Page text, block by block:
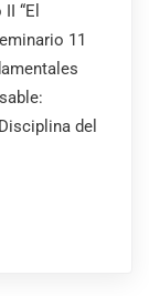
“El
11
del